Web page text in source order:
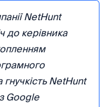
NetHunt
до керівника
NetHunt
Google